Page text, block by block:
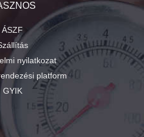
ÁSZF
nyilatkozat
platform
GYIK